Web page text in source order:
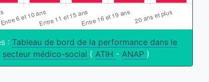
: Tableau de bord de la performance dans le
secteur médico-social ( ATIH - ANAP )